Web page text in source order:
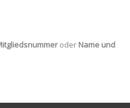
oder Name und